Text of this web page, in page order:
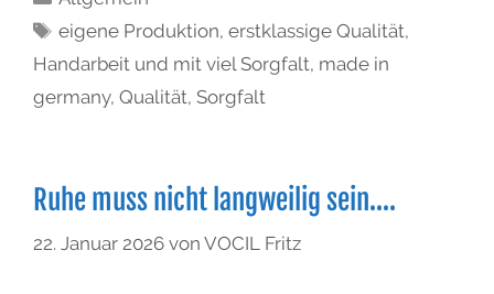
eigene Produktion,erstklassige Qualität,
Handarbeit und mit viel Sorgfalt, made in
germany, Qualität, Sorgfalt
Ruhe muss nicht langweilig sein….
22. Januar 2026 von VOCIL Fritz